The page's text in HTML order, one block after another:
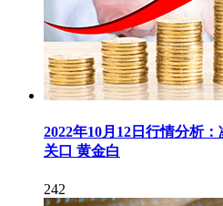
2022年10月12日行情分析
关口 黄金白
242